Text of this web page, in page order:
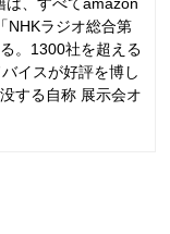
NHKラジオ総合第
。1300社を超える
イスが好評を博し
する自称 展示会オ